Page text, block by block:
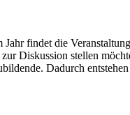
findet die
Diskussion stellen
Dadurch